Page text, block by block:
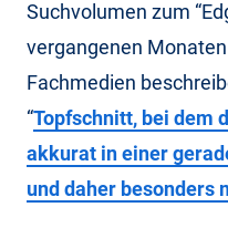
Suchvolumen zum
vergangenen
Fachmedien
“Topfschnitt, bei dem
akkurat in einer
und daher besonders